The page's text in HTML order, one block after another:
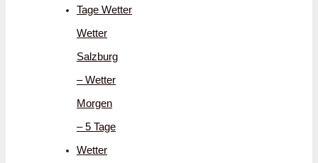
Tage Wetter
Wetter
Salzburg
– Wetter
Morgen
– 5 Tage
Wetter